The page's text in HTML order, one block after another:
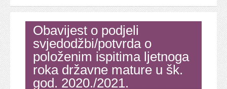
Obavijest o podjeli
svjedodžbi/potvrda o
položenim ispitima ljetnoga
roka državne mature u šk.
god. 2020./2021.